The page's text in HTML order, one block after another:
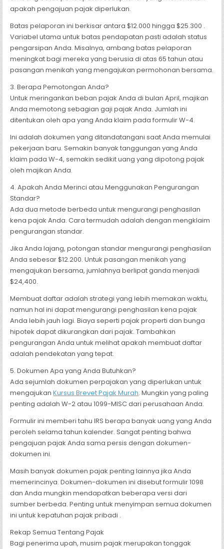
apakah pengajuan pajak diperlukan.
Batas pelaporan ini berkisar antara $12.000 hingga $25.300 .
Variabel utama untuk batas pendapatan pasti adalah status
pengarsipan Anda. Misalnya, ambang batas pelaporan
meningkat bagi mereka yang berusia di atas 65 tahun atau
pasangan menikah yang mengajukan permohonan bersama.
3. Berapa Pemotongan Anda?
Untuk meringankan beban pajak Anda di bulan April, majikan
Anda memotong sebagian gaji pajak Anda. Jumlah ini
ditentukan oleh apa yang Anda klaim pada formulir W-4.
Ini adalah dokumen yang ditandatangani saat Anda memulai
pekerjaan baru. Semakin banyak tanggungan yang Anda
klaim pada W-4, semakin sedikit uang yang dipotong pajak
oleh majikan Anda.
4. Apakah Anda Merinci atau Menggunakan Pengurangan
Standar?
Ada dua metode berbeda untuk mengurangi penghasilan
kena pajak Anda. Cara termudah adalah dengan mengklaim
pengurangan standar.
Jika Anda lajang, potongan standar mengurangi penghasilan
Anda sebesar $12.200. Untuk pasangan menikah yang
mengajukan bersama, jumlahnya berlipat ganda menjadi
$24,400.
Membuat daftar adalah strategi yang lebih memakan waktu,
namun hal ini dapat mengurangi penghasilan kena pajak
Anda lebih jauh lagi. Biaya seperti pajak properti dan bunga
hipotek dapat dikurangkan dari pajak. Tambahkan
pengurangan Anda untuk melihat apakah membuat daftar
adalah pendekatan yang tepat.
5. Dokumen Apa yang Anda Butuhkan?
Ada sejumlah dokumen perpajakan yang diperlukan untuk
mengajukanKursus Brevet Pajak Murah. Mungkin yang paling
penting adalah W-2 atau 1099-MISC dari perusahaan Anda.
Formulir ini memberi tahu IRS berapa banyak uang yang Anda
peroleh selama tahun kalender. Sangat penting bahwa
pengajuan pajak Anda sama persis dengan dokumen-
dokumen ini.
Masih banyak dokumen pajak penting lainnya jika Anda
memerincinya. Dokumen-dokumen ini disebut formulir 1098
dan Anda mungkin mendapatkan beberapa versi dari
sumber berbeda. Penting untuk menyimpan semua dokumen
ini untuk kepatuhan pajak pribadi .
Rekap Semua Tentang Pajak
Bagi penerima upah, musim pajak merupakan tonggak